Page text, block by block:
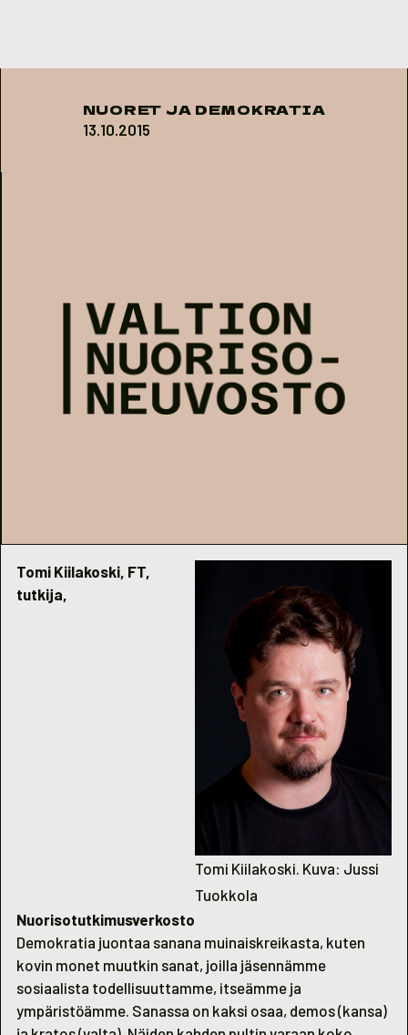
NUORET JA DEMOKRATIA
13.10.2015
Tomi Kiilakoski. Kuva: Jussi
Tuokkola
Tomi Kiilakoski, FT,
tutkija,
Nuorisotutkimusverkosto
Demokratia juontaa sanana muinaiskreikasta, kuten
kovin monet muutkin sanat, joilla jäsennämme
sosiaalista todellisuuttamme, itseämme ja
ympäristöämme. Sanassa on kaksi osaa, demos (kansa)